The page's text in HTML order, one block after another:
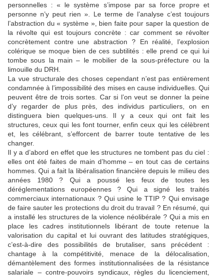
personnelles : « le système s’impose par sa force propre et
personne n’y peut rien ». Le terme de l’analyse c’est toujours
l’abstraction du « système », bien faite pour saper la question de
la révolte qui est toujours concrète : car comment se révolter
concrètement contre une abstraction ? En réalité, l’explosion
colérique se moque bien de ces subtilités : elle prend ce qui lui
tombe sous la main – le mobilier de la sous-préfecture ou la
limouille du DRH.
La vue structurale des choses cependant n’est pas entièrement
condamnée à l’impossibilité des mises en cause individuelles. Qui
peuvent être de trois sortes. Car si l’on veut se donner la peine
d’y regarder de plus près, des individus particuliers, on en
distinguera bien quelques-uns. Il y a ceux qui ont fait les
structures, ceux qui les font tourner, enfin ceux qui les célèbrent
et, les célébrant, s’efforcent de barrer toute tentative de les
changer.
Il y a d’abord en effet que les structures ne tombent pas du ciel :
elles ont été faites de main d’homme – en tout cas de certains
hommes. Qui a fait la libéralisation financière depuis le milieu des
années 1980 ? Qui a poussé les feux de toutes les
déréglementations européennes ? Qui a signé les traités
commerciaux internationaux ? Qui usine le TTIP ? Qui envisage
de faire sauter les protections du droit du travail ? En résumé, qui
a installé les structures de la violence néolibérale ? Qui a mis en
place les cadres institutionnels libérant de toute retenue la
valorisation du capital et lui ouvrant des latitudes stratégiques,
c’est-à-dire des possibilités de brutaliser, sans précédent :
chantage à la compétitivité, menace de la délocalisation,
démantèlement des formes institutionnalisées de la résistance
salariale – contre-pouvoirs syndicaux, règles du licenciement,